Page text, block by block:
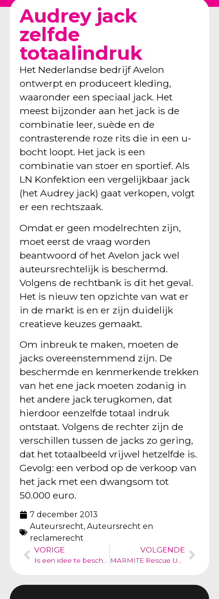
Audrey jack
zelfde
totaalindruk
Het Nederlandse bedrijf Avelon
ontwerpt en produceert kleding,
waaronder een speciaal jack. Het
meest bijzonder aan het jack is de
combinatie leer, suède en de
contrasterende roze rits die in een u-
bocht loopt. Het jack is een
combinatie van stoer en sportief. Als
LN Konfektion een vergelijkbaar jack
(het Audrey jack) gaat verkopen, volgt
er een rechtszaak.
Omdat er geen modelrechten zijn,
moet eerst de vraag worden
beantwoord of het Avelon jack wel
auteursrechtelijk is beschermd.
Volgens de rechtbank is dit het geval.
Het is nieuw ten opzichte van wat er
in de markt is en er zijn duidelijk
creatieve keuzes gemaakt.
Om inbreuk te maken, moeten de
jacks overeenstemmend zijn. De
beschermde en kenmerkende trekken
van het ene jack moeten zodanig in
het andere jack terugkomen, dat
hierdoor eenzelfde totaal indruk
ontstaat. Volgens de rechter zijn de
verschillen tussen de jacks zo gering,
dat het totaalbeeld vrijwel hetzelfde is.
Gevolg: een verbod op de verkoop van
het jack met een dwangsom tot
50.000 euro.
7 december 2013
Auteursrecht, Auteursrecht en
reclamerecht
VORIGE
Is een idee te beschermen? (HDC kranten – Plus werken bijlage)
VOLGENDE
MARMITE Rescue Unit